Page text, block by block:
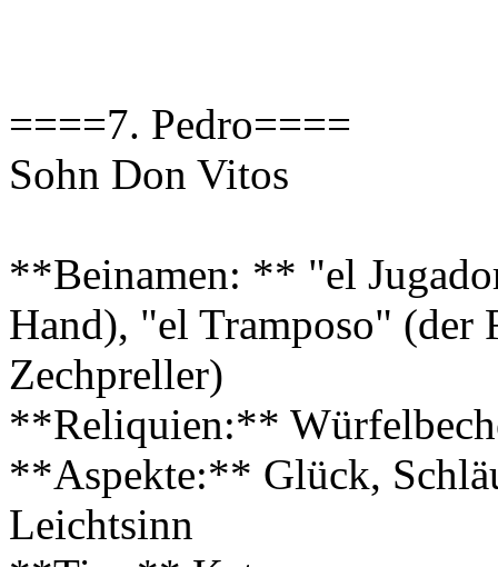
====7. Pedro====
Sohn Don Vitos
**Beinamen: ** "el
Hand), "el Tramposo" (der
Zechpreller)
**Reliquien:**
**Aspekte:** Glück,
Leichtsinn